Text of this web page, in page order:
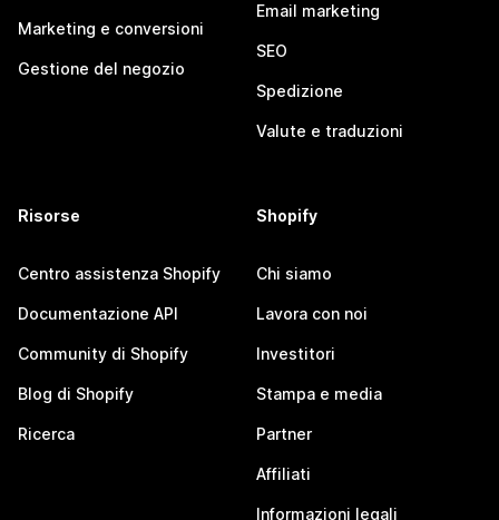
Marketing e conversioni
Gestione del negozio
Email marketing
SEO
Spedizione
Valute e traduzioni
Risorse
Centro assistenza Shopify
Documentazione API
Community di Shopify
Blog di Shopify
Ricerca
Shopify
Chi siamo
Lavora con noi
Investitori
Stampa e media
Partner
Affiliati
Informazioni legali